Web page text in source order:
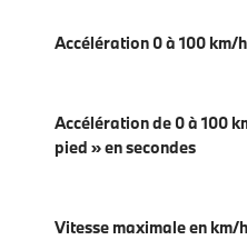
Accélération 0 à 100 km/
Accélération de 0 à 100
pied » en secondes
Vitesse maximale en km/h